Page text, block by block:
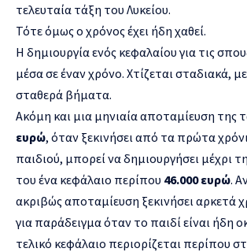
τελευταία τάξη του Λυκείου.
Τότε όμως ο χρόνος έχει ήδη χαθεί.
Η δημιουργία ενός κεφαλαίου για τις
μέσα σε έναν χρόνο. Χτίζεται σταδιακά,
σταθερά βήματα.
Ακόμη και μια μηνιαία αποταμίευση της
ευρώ, όταν ξεκινήσει από τα πρώτα
παιδιού, μπορεί να δημιουργήσει μέχρι
του ένα κεφάλαιο περίπου 46.000 ευρώ.
ακριβώς αποταμίευση ξεκινήσει αρκετά
για παράδειγμα όταν το παιδί είναι ήδη
τελικό κεφάλαιο περιορίζεται περίπου